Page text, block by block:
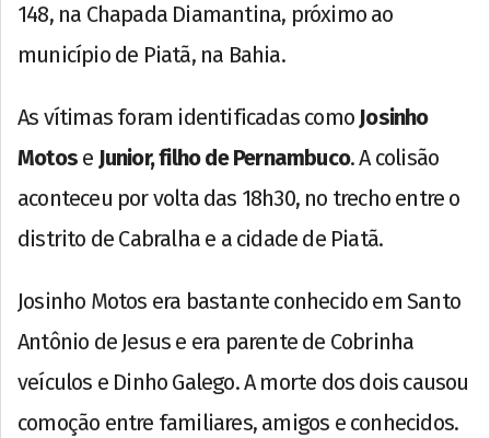
148, na Chapada Diamantina, próximo ao
município de Piatã, na Bahia.
As vítimas foram identificadas como Josinho
Motos e Junior, filho de Pernambuco. A colisão
aconteceu por volta das 18h30, no trecho entre o
distrito de Cabralha e a cidade de Piatã.
Josinho Motos era bastante conhecido em Santo
Antônio de Jesus e era parente de Cobrinha
veículos e Dinho Galego. A morte dos dois causou
comoção entre familiares, amigos e conhecidos.